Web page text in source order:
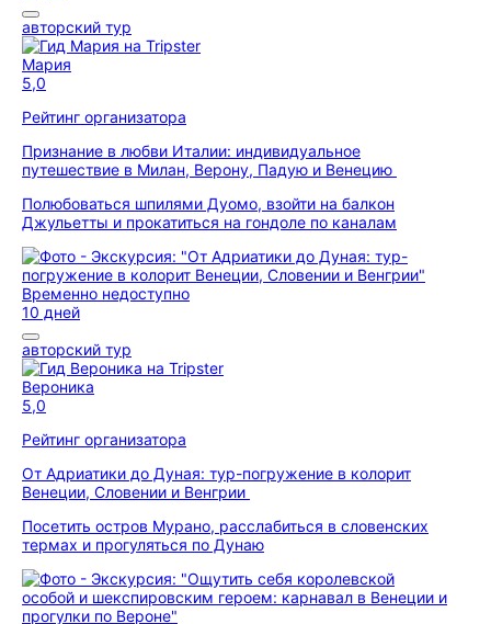
авторский тур
Мария
5,0
Рейтинг организатора
Признание в любви Италии: индивидуальное
путешествие в Милан, Верону, Падую и Венецию
Полюбоваться шпилями Дуомо, взойти на балкон
Джульетты и прокатиться на гондоле по каналам
Временно недоступно
10 дней
авторский тур
Вероника
5,0
Рейтинг организатора
От Адриатики до Дуная: тур-погружение в колорит
Венеции, Словении и Венгрии
Посетить остров Мурано, расслабиться в словенских
термах и прогуляться по Дунаю